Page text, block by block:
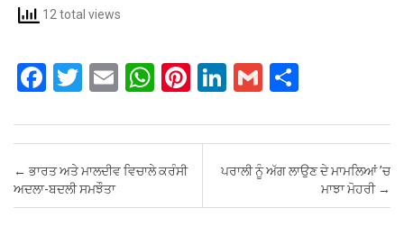
12 total views
F
ce
b
o
T
tt
er
E
ail
W
at
s
Pi
er
Li
ke
dI
G
ail ar
e
Post navigation
← ਭਾਰਤ ਅਤੇ ਮਾਲਦੀਵ ਵਿਚਾਲੇ ਕਰੰਸੀ
ਅਦਲਾ-ਬਦਲੀ ਸਮਝੌਤਾ
ਪਰਾਲੀ ਨੂੰ ਅੱਗ ਲਾਉਣ ਦੇ ਮਾਮਲਿਆਂ ’ਚ
ਮਾਝਾ ਮੋਹਰੀ →